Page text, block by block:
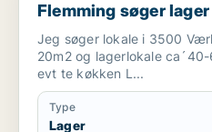
Flemming søger
Jeg søger lokale i 3500 Værløse. Lille
20m2 og lagerlokale
evt te køkken L...
Type
Lager